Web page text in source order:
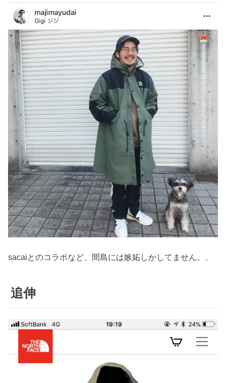
sacaiとのコラボなど、間島には嫉妬しかしてません。、
追伸